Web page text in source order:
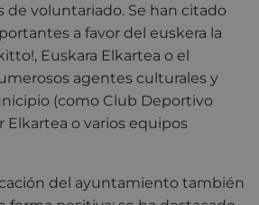
de voluntariado. Se han citado
a favor del euskera la
Euskara Elkartea o el
agentes culturales y
(como Club Deportivo
Elkartea o varios equipos
del ayuntamiento también